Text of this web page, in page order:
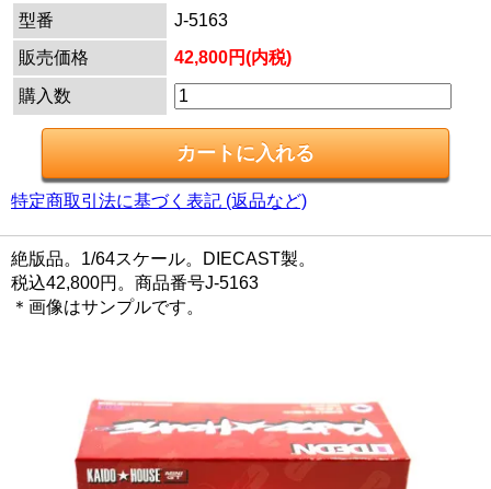
型番
J-5163
販売価格
42,800円(内税)
購入数
特定商取引法に基づく表記 (返品など)
絶版品。1/64スケール。DIECAST製。
税込42,800円。商品番号J-5163
＊画像はサンプルです。